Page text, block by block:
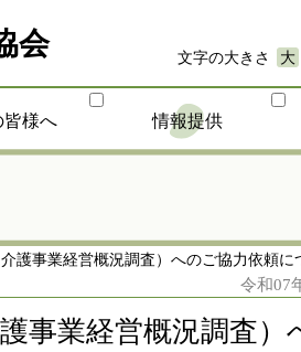
会 文字の大きさ 大
皆様へ 情報提供
護事業経営概況調査）へのご協力依頼に
令和07
事業経営概況調査）